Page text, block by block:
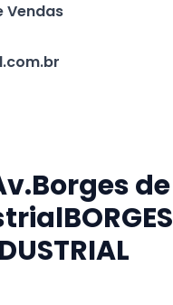
Vendas
de